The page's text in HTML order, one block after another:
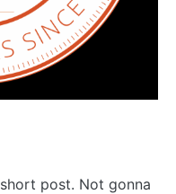
post. Not gonna